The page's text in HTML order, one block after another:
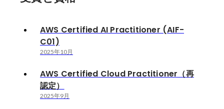
AWS Certified AI Practitioner (AIF-
C01)
2025年10月
AWS Certified Cloud Practitioner（再
認定）
2025年9月